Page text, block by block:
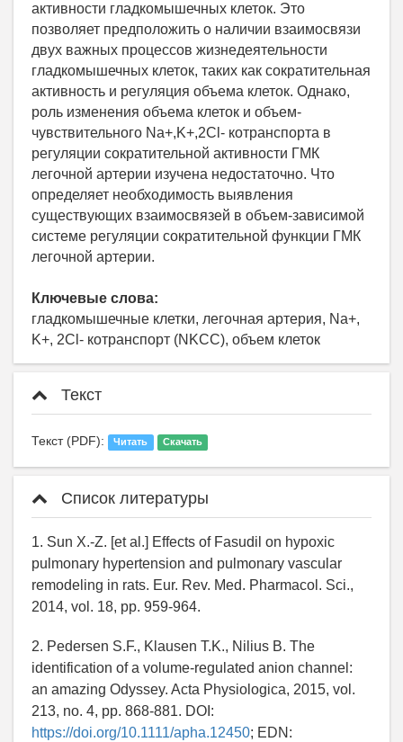
активности гладкомышечных клеток. Это
позволяет предположить о наличии взаимосвязи
двух важных процессов жизнедеятельности
гладкомышечных клеток, таких как сократительная
активность и регуляция объема клеток. Однако,
роль изменения объема клеток и объем-
чувствительного Na+,K+,2Cl- котранспорта в
регуляции сократительной активности ГМК
легочной артерии изучена недостаточно. Что
определяет необходимость выявления
существующих взаимосвязей в объем-зависимой
системе регуляции сократительной функции ГМК
легочной артерии.
Ключевые слова:
гладкомышечные клетки, легочная артерия, Na+,
K+, 2Cl- котранспорт (NKCC), объем клеток
Текст
Текст (PDF): Читать Скачать
Список литературы
1. Sun X.-Z. [et al.] Effects of Fasudil on hypoxic
pulmonary hypertension and pulmonary vascular
remodeling in rats. Eur. Rev. Med. Pharmacol. Sci.,
2014, vol. 18, pp. 959-964.
2. Pedersen S.F., Klausen T.K., Nilius B. The
identification of a volume-regulated anion channel:
an amazing Odyssey. Acta Physiologica, 2015, vol.
213, no. 4, pp. 868-881. DOI:
https://doi.org/10.1111/apha.12450; EDN: